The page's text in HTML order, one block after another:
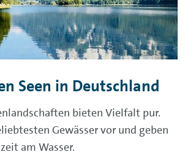
Seen in Deutschland
bieten Vielfalt pur.
Gewässer vor und geben
am Wasser.